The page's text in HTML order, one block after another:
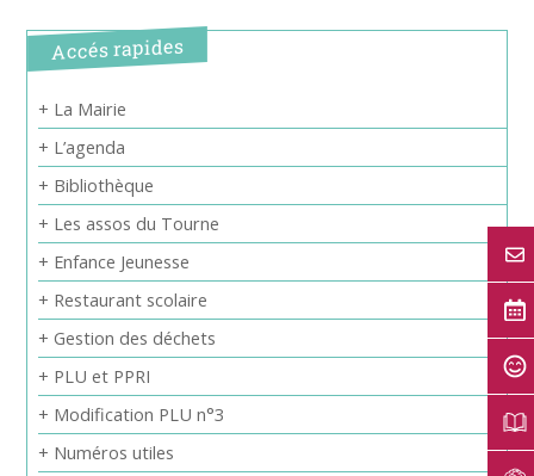
Accés rapides
+ La Mairie
+ L’agenda
+ Bibliothèque
+ Les assos du Tourne
+ Enfance Jeunesse
+ Restaurant scolaire
+ Gestion des déchets
+ PLU et PPRI
+ Modification PLU n°3
+ Numéros utiles